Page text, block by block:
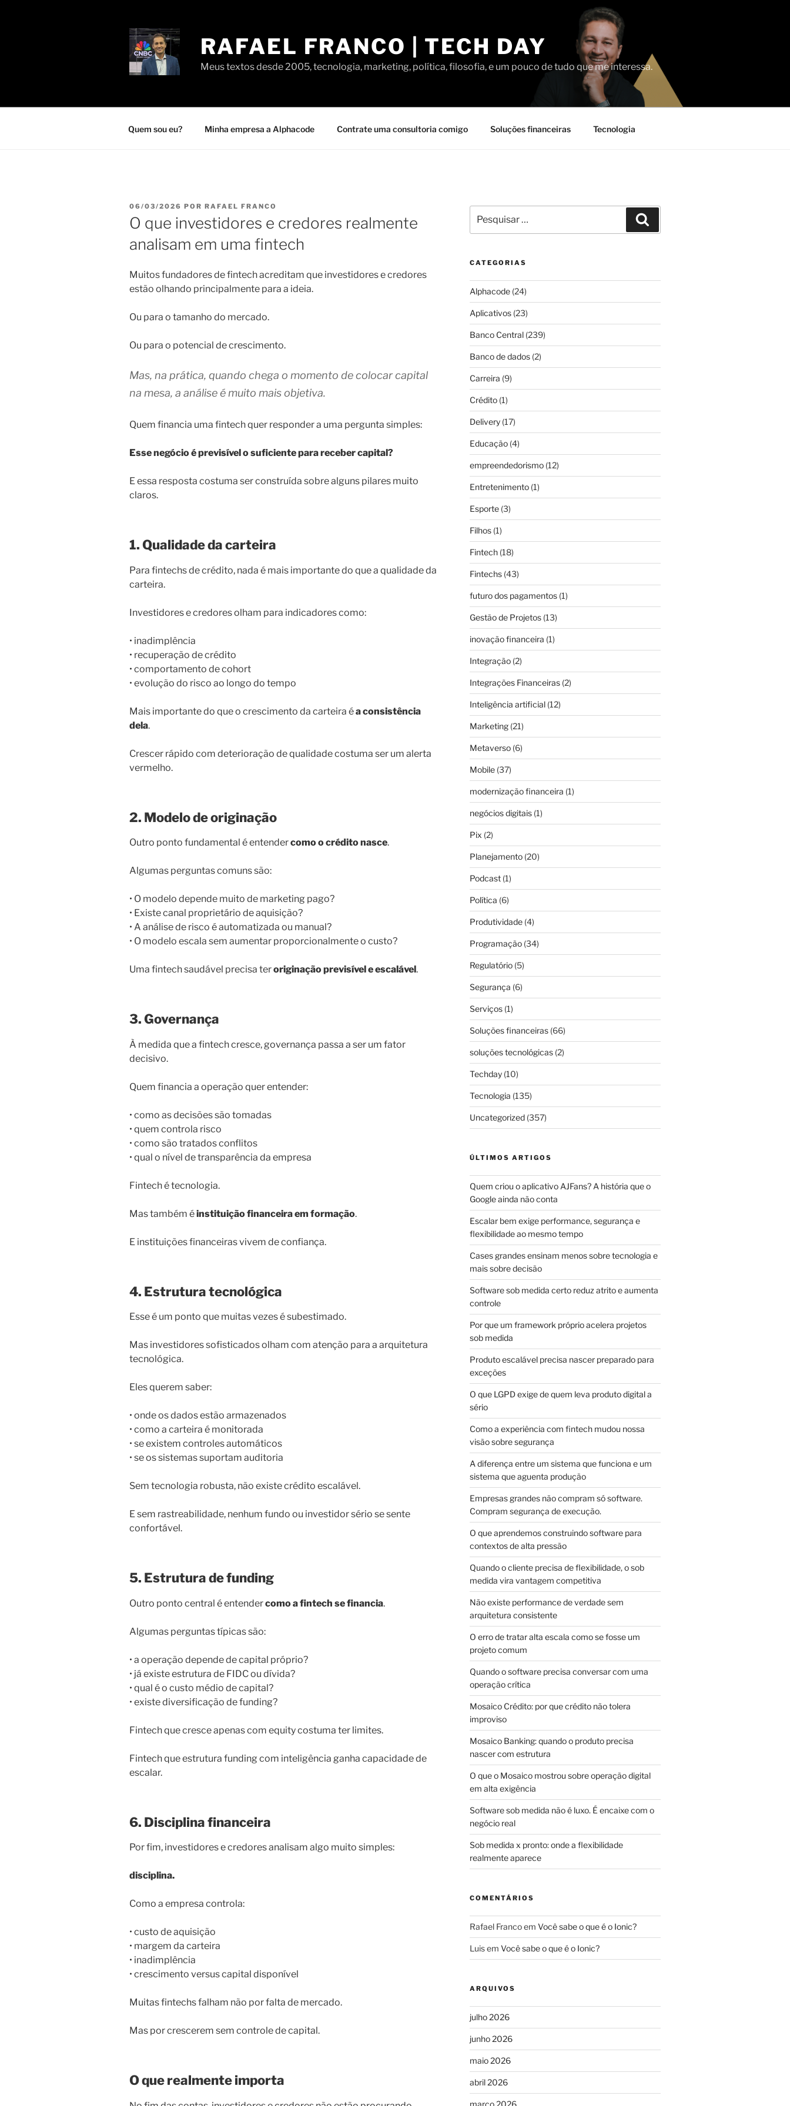
RAFAEL FRANCO | TECH DAY
Meus textos desde 2005, tecnologia, marketing, política, filosofia, e um pouco de tudo que me interessa.
Quem sou eu? Minha empresa a Alphacode Contrate uma consultoria comigo Soluções financeiras Tecnologia
PUBLICADO
EM
06/03/2026 POR RAFAEL FRANCO
O que investidores e credores realmente
analisam em uma fintech
Muitos fundadores de fintech acreditam que investidores e credores
estão olhando principalmente para a ideia.
Ou para o tamanho do mercado.
Ou para o potencial de crescimento.
Mas, na prática, quando chega o momento de colocar capital
na mesa, a análise é muito mais objetiva.
Quem financia uma fintech quer responder a uma pergunta simples:
Esse negócio é previsível o suficiente para receber capital?
E essa resposta costuma ser construída sobre alguns pilares muito
claros.
1. Qualidade da carteira
Para fintechs de crédito, nada é mais importante do que a qualidade da
carteira.
Investidores e credores olham para indicadores como:
• inadimplência
• recuperação de crédito
• comportamento de cohort
• evolução do risco ao longo do tempo
Mais importante do que o crescimento da carteira éa consistência
dela.
Crescer rápido com deterioração de qualidade costuma ser um alerta
vermelho.
2. Modelo de originação
Outro ponto fundamental é entendercomo o crédito nasce.
Algumas perguntas comuns são:
• O modelo depende muito de marketing pago?
• Existe canal proprietário de aquisição?
• A análise de risco é automatizada ou manual?
• O modelo escala sem aumentar proporcionalmente o custo?
Uma fintech saudável precisa teroriginação previsível e escalável.
3. Governança
À medida que a fintech cresce, governança passa a ser um fator
decisivo.
Quem financia a operação quer entender:
• como as decisões são tomadas
• quem controla risco
• como são tratados conflitos
• qual o nível de transparência da empresa
Fintech é tecnologia.
Mas também éinstituição financeira em formação.
E instituições financeiras vivem de confiança.
4. Estrutura tecnológica
Esse é um ponto que muitas vezes é subestimado.
Mas investidores sofisticados olham com atenção para a arquitetura
tecnológica.
Eles querem saber:
• onde os dados estão armazenados
• como a carteira é monitorada
• se existem controles automáticos
• se os sistemas suportam auditoria
Sem tecnologia robusta, não existe crédito escalável.
E sem rastreabilidade, nenhum fundo ou investidor sério se sente
confortável.
5. Estrutura de funding
Outro ponto central é entendercomo a fintech se financia.
Algumas perguntas típicas são:
• a operação depende de capital próprio?
• já existe estrutura de FIDC ou dívida?
• qual é o custo médio de capital?
• existe diversificação de funding?
Fintech que cresce apenas com equity costuma ter limites.
Fintech que estrutura funding com inteligência ganha capacidade de
escalar.
6. Disciplina financeira
Por fim, investidores e credores analisam algo muito simples:
disciplina.
Como a empresa controla:
• custo de aquisição
• margem da carteira
• inadimplência
• crescimento versus capital disponível
Muitas fintechs falham não por falta de mercado.
Mas por crescerem sem controle de capital.
O que realmente importa
por:
CATEGORIAS
Alphacode(24)
Aplicativos(23)
Banco Central(239)
Banco de dados(2)
Carreira (9)
Crédito(1)
Delivery(17)
Educação(4)
empreendedorismo(12)
Entretenimento(1)
Esporte(3)
Filhos(1)
Fintech(18)
Fintechs(43)
futuro dos pagamentos(1)
Gestão de Projetos(13)
inovação financeira (1)
Integração(2)
Integrações Financeiras(2)
Inteligência artificial(12)
Marketing(21)
Metaverso(6)
Mobile(37)
modernização financeira (1)
negócios digitais(1)
Pix (2)
Planejamento(20)
Podcast(1)
Política (6)
Produtividade(4)
Programação(34)
Regulatório(5)
Segurança (6)
Serviços(1)
Soluções financeiras(66)
soluções tecnológicas(2)
Techday(10)
Tecnologia (135)
Uncategorized(357)
ÚLTIMOS ARTIGOS
Quem criou o aplicativo AJFans? A história que o
Google ainda não conta
Escalar bem exige performance, segurança e
flexibilidade ao mesmo tempo
Cases grandes ensinam menos sobre tecnologia e
mais sobre decisão
Software sob medida certo reduz atrito e aumenta
controle
Por que um framework próprio acelera projetos
sob medida
Produto escalável precisa nascer preparado para
exceções
O que LGPD exige de quem leva produto digital a
sério
Como a experiência com fintech mudou nossa
visão sobre segurança
A diferença entre um sistema que funciona e um
sistema que aguenta produção
Empresas grandes não compram só software.
Compram segurança de execução.
O que aprendemos construindo software para
contextos de alta pressão
Quando o cliente precisa de flexibilidade, o sob
medida vira vantagem competitiva
Não existe performance de verdade sem
arquitetura consistente
O erro de tratar alta escala como se fosse um
projeto comum
Quando o software precisa conversar com uma
operação crítica
Mosaico Crédito: por que crédito não tolera
improviso
Mosaico Banking: quando o produto precisa
nascer com estrutura
O que o Mosaico mostrou sobre operação digital
em alta exigência
Software sob medida não é luxo. É encaixe com o
negócio real
Sob medida x pronto: onde a flexibilidade
realmente aparece
COMENTÁRIOS
Rafael Francoem Você sabe o que é o Ionic?
Luisem Você sabe o que é o Ionic?
ARQUIVOS
julho 2026
junho 2026
maio 2026
abril 2026